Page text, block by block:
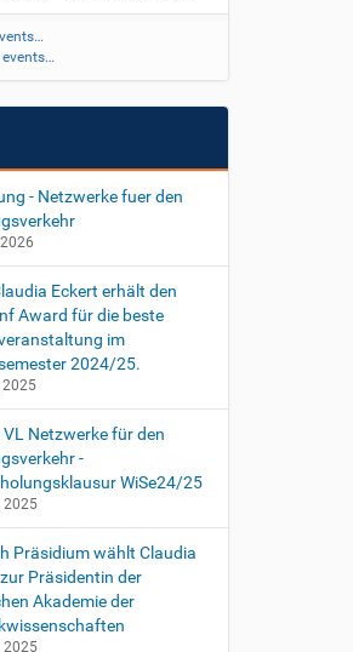
- Netzwerke fuer den
Eckert erhält den
Award für die beste
im
2024/25.
2025
VL Netzwerke für den
-
WiSe24/25
2025
Präsidium wählt Claudia
Präsidentin der
Akademie der
2025